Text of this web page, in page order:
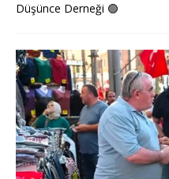
Düşünce Derneği 🟢